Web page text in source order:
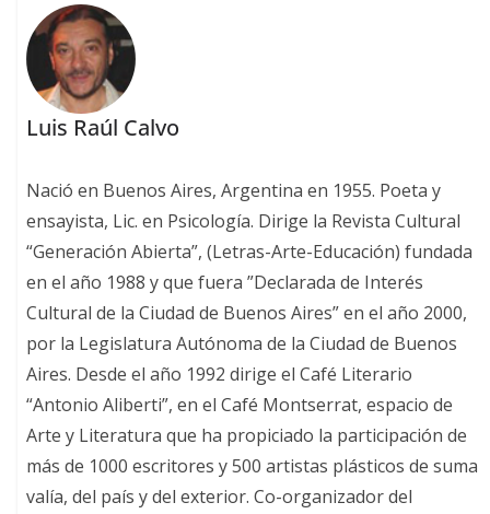
Luis Raúl Calvo
Nació en Buenos Aires, Argentina en 1955. Poeta y
ensayista, Lic. en Psicología. Dirige la Revista Cultural
“Generación Abierta”, (Letras-Arte-Educación) fundada
en el año 1988 y que fuera ”Declarada de Interés
Cultural de la Ciudad de Buenos Aires” en el año 2000,
por la Legislatura Autónoma de la Ciudad de Buenos
Aires. Desde el año 1992 dirige el Café Literario
“Antonio Aliberti”, en el Café Montserrat, espacio de
Arte y Literatura que ha propiciado la participación de
más de 1000 escritores y 500 artistas plásticos de suma
valía, del país y del exterior. Co-organizador del